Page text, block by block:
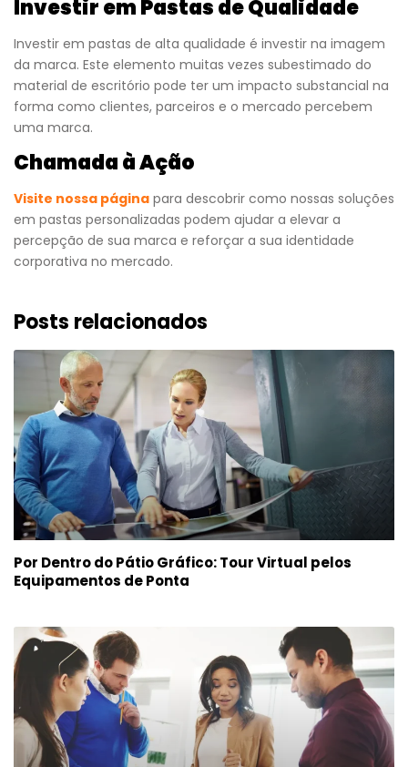
Investir em Pastas de Qualidade
Investir em pastas de alta qualidade é investir na imagem
da marca. Este elemento muitas vezes subestimado do
material de escritório pode ter um impacto substancial na
forma como clientes, parceiros e o mercado percebem
uma marca.
Chamada à Ação
Visite nossa página para descobrir como nossas soluções
em pastas personalizadas podem ajudar a elevar a
percepção de sua marca e reforçar a sua identidade
corporativa no mercado.
Posts relacionados
Por Dentro do Pátio Gráfico: Tour Virtual pelos
Equipamentos de Ponta